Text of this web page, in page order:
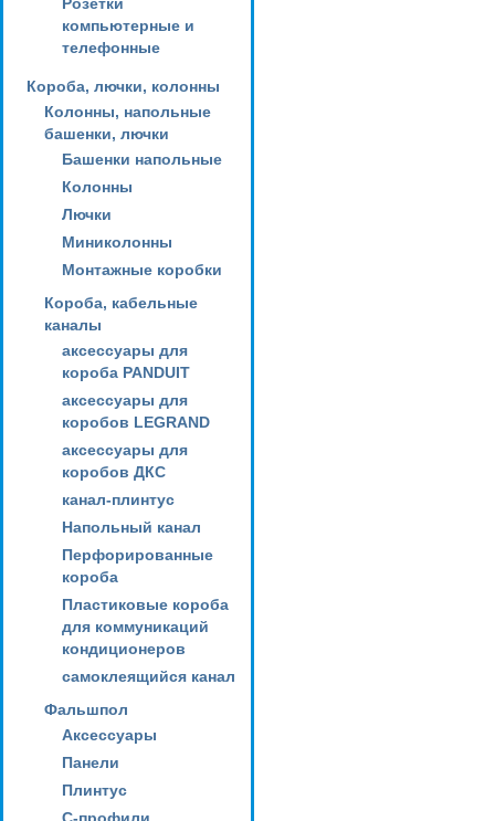
компьютерные и
телефонные
Короба, лючки, колонны
Колонны, напольные
башенки, лючки
Башенки напольные
Колонны
Лючки
Миниколонны
Монтажные коробки
Короба, кабельные
каналы
аксессуары для
короба PANDUIT
аксессуары для
коробов LEGRAND
аксессуары для
коробов ДКС
канал-плинтус
Напольный канал
Перфорированные
короба
Пластиковые короба
для коммуникаций
кондиционеров
самоклеящийся канал
Фальшпол
Аксессуары
Панели
Плинтус